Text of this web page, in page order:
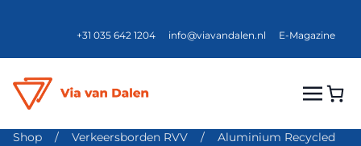
+31 035 642 1204 info@viavandalen.nl E-Magazine
Shop / Verkeersborden RVV /
Aluminium Recycled